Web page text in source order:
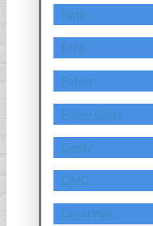
Fiath
Ford
Foton
Fuyao Glass
Geely
GMC
GreatWall